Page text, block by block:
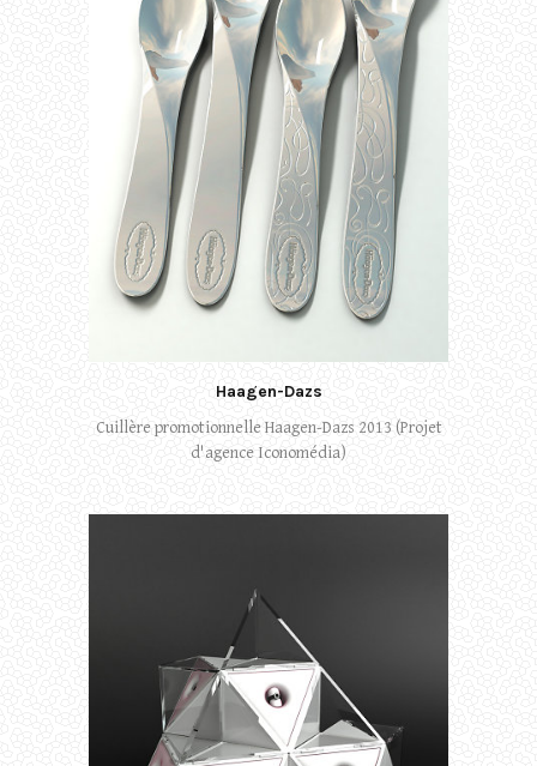
Haagen-Dazs
Cuillère promotionnelle Haagen-Dazs 2013 (Projet
d'agence Iconomédia)